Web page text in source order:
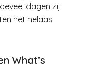
dagen zij
het helaas
What’s